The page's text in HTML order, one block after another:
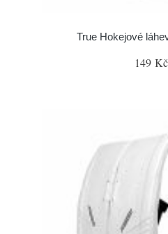
True Hokejové
149 Kč